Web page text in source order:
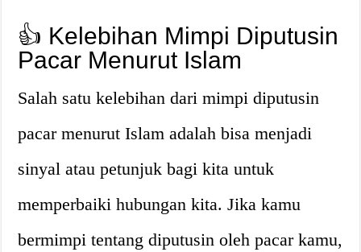
👍 Kelebihan Mimpi Diputusin
Pacar Menurut Islam
Salah satu kelebihan dari mimpi diputusin
pacar menurut Islam adalah bisa menjadi
sinyal atau petunjuk bagi kita untuk
memperbaiki hubungan kita. Jika kamu
bermimpi tentang diputusin oleh pacar kamu,